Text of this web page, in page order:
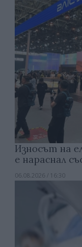
Износът на
е нараснал
06.08.2026 / 16:30